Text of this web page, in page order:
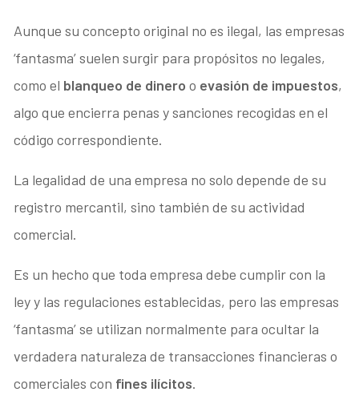
Aunque su concepto original no es ilegal, las empresas
‘fantasma’ suelen surgir para propósitos no legales,
como el blanqueo de dinero o evasión de impuestos,
algo que encierra penas y sanciones recogidas en el
código correspondiente.
La legalidad de una empresa no solo depende de su
registro mercantil, sino también de su actividad
comercial.
Es un hecho que toda empresa debe cumplir con la
ley y las regulaciones establecidas, pero las empresas
‘fantasma’ se utilizan normalmente para ocultar la
verdadera naturaleza de transacciones financieras o
comerciales con fines ilícitos.